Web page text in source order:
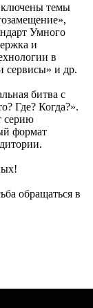
темы
Умного
и
в
сервисы» и др.
битва c
Где? Когда?».
серию
формат
обращаться в